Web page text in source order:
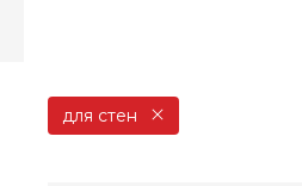
для стен